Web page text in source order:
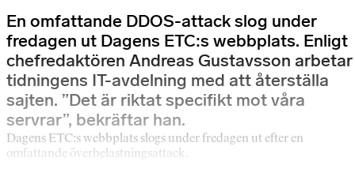
En omfattande DDOS-attack slog under
fredagen ut Dagens ETC:s webbplats. Enligt
chefredaktören Andreas Gustavsson arbetar
tidningens IT-avdelning med att återställa
sajten. ”Det är riktat specifikt mot våra
servrar”, bekräftar han.
Dagens ETC:s webbplats slogs under fredagen ut efter en
omfattande överbelastningsattack.